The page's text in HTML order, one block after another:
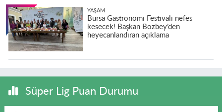
YAŞAM
Bursa Gastronomi Festivali nefes
kesecek! Başkan Bozbey’den
heyecanlandıran açıklama
Süper Lig Puan Durumu